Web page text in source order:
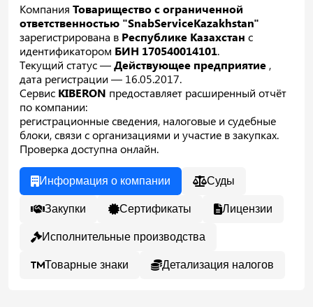
Компания Товарищество с ограниченной
ответственностью "SnabServiceKazakhstan"
зарегистрирована в Республике Казахстан с
идентификатором БИН 170540014101.
Текущий статус —Действующее предприятие ,
дата регистрации — 16.05.2017.
Сервис KIBERON предоставляет расширенный отчёт
по компании:
регистрационные сведения, налоговые и судебные
блоки, связи с организациями и участие в закупках.
Проверка доступна онлайн.
Информация о компании Суды
Закупки Сертификаты Лицензии
Исполнительные производства
Товарные знаки Детализация налогов